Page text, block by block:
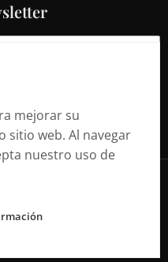
• Todos los derechos
mejorar su
sitio web. Al navegar
nuestro uso de